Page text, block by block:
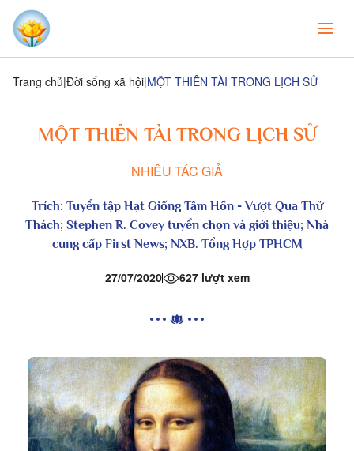
Trang chủ Đời sống xã hội MỘT THIÊN TÀI TRONG LỊCH SỬ
MỘT THIÊN TÀI TRONG LỊCH SỬ
NHIỀU TÁC GIẢ
Trích: Tuyển tập Hạt Giống Tâm Hồn- Vượt Qua Thử
Thách; Stephen R. Covey tuyển chọn và giới thiệu; Nhà
cung cấp First News; NXB. Tổng Hợp TPHCM
27/07/2020 627 lượt xem